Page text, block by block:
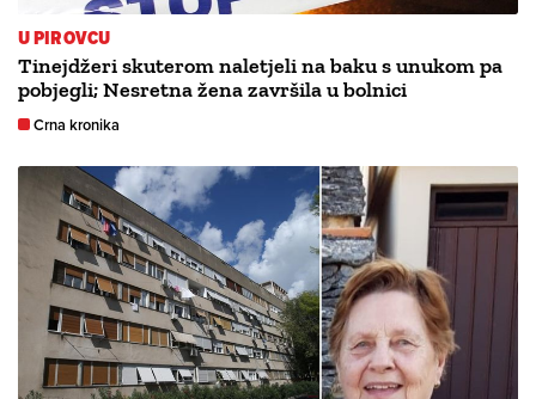
U PIROVCU
Tinejdžeri skuterom naletjeli na baku s unukom pa
pobjegli; Nesretna žena završila u bolnici
Crna kronika